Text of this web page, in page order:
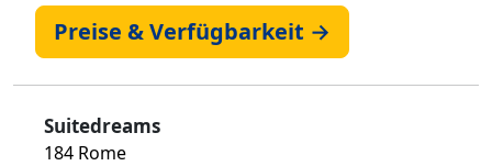
Preise & Verfügbarkeit →
Suitedreams
184 Rome